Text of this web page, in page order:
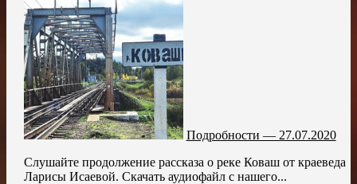
Подробности — 27.07.2020
Слушайте продолжение рассказа о реке Коваш от краеведа
Ларисы Исаевой. Скачать аудиофайл с нашего...